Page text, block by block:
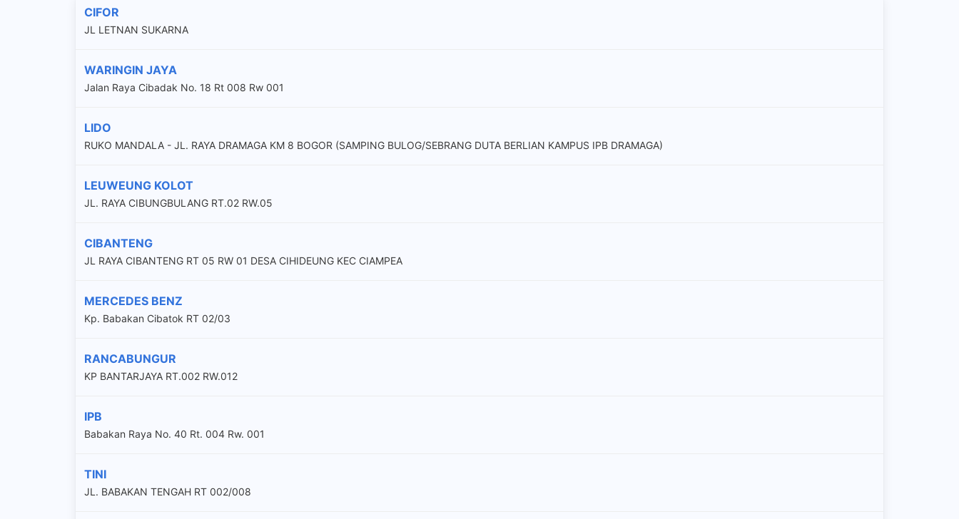
CIFOR
JL LETNAN SUKARNA
WARINGIN JAYA
Jalan Raya Cibadak No. 18 Rt 008 Rw 001
LIDO
RUKO MANDALA - JL. RAYA DRAMAGA KM 8 BOGOR (SAMPING BULOG/SEBRANG DUTA BERLIAN KAMPUS IPB DRAMAGA)
LEUWEUNG KOLOT
JL. RAYA CIBUNGBULANG RT.02 RW.05
CIBANTENG
JL RAYA CIBANTENG RT 05 RW 01 DESA CIHIDEUNG KEC CIAMPEA
MERCEDES BENZ
Kp. Babakan Cibatok RT 02/03
RANCABUNGUR
KP BANTARJAYA RT.002 RW.012
IPB
Babakan Raya No. 40 Rt. 004 Rw. 001
TINI
JL. BABAKAN TENGAH RT 002/008